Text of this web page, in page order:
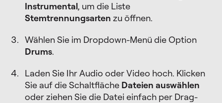
Instrumental, um die Liste
Stemtrennungsarten zu öffnen.
Wählen Sie im Dropdown-Menü die Option
Drums.
Laden Sie Ihr Audio oder Video hoch. Klicken
Sie auf die Schaltfläche Dateien auswählen
oder ziehen Sie die Datei einfach per Drag-